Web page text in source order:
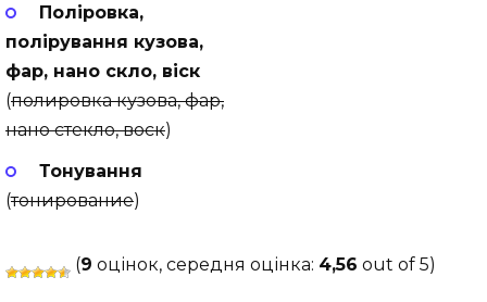
Поліровка,
полірування кузова,
фар, нано скло, віск
(полировка кузова, фар,
нано стекло, воск)
Тонування
(тонирование)
(9 оцінок, середня оцінка: 4,56 out of 5)